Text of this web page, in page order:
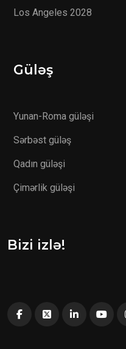
Los Angeles 2028
Güləş
Yunan-Roma güləşi
Sərbəst güləş
Qadın güləşi
Çimərlik güləşi
Bizi izlə!